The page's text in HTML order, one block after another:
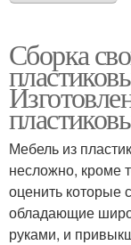
Сборка
Мебель из
несложно, кроме
оценить которые
обладающие
руками, и